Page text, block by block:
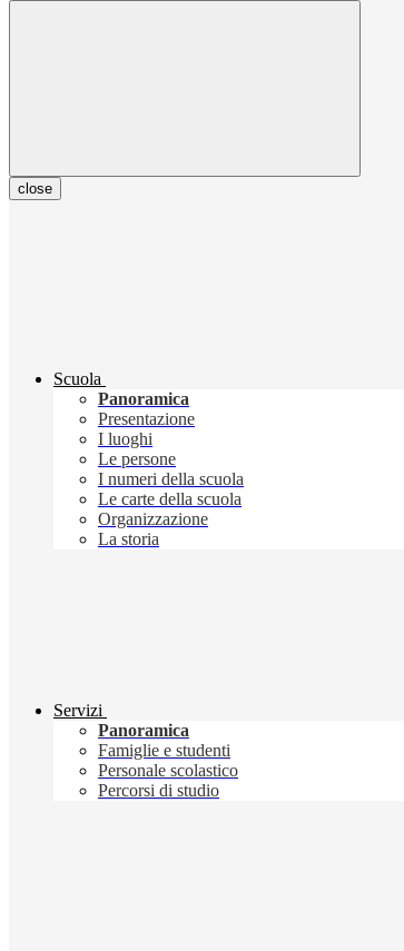
close
Scuola
Panoramica
Presentazione
I luoghi
Le persone
I numeri della scuola
Le carte della scuola
Organizzazione
La storia
Servizi
Panoramica
Famiglie e studenti
Personale scolastico
Percorsi di studio